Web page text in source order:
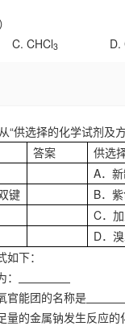
3 D.
“供选择的化学试剂及
答案
供选
A．
键 B．
C．
D．
下：
官能团的名称是
量的金属钠发生反应的